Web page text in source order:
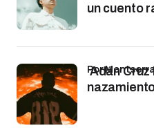
un cuento
Adán Cruz
por